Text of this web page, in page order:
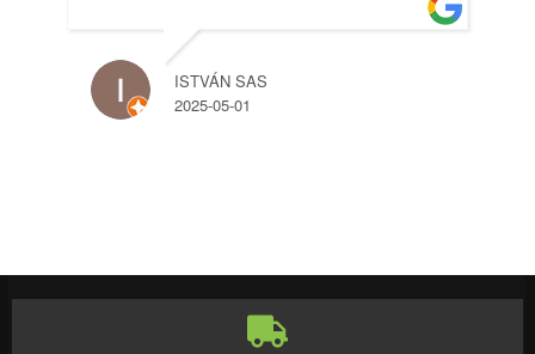
ISTVÁN SAS
2025-05-01